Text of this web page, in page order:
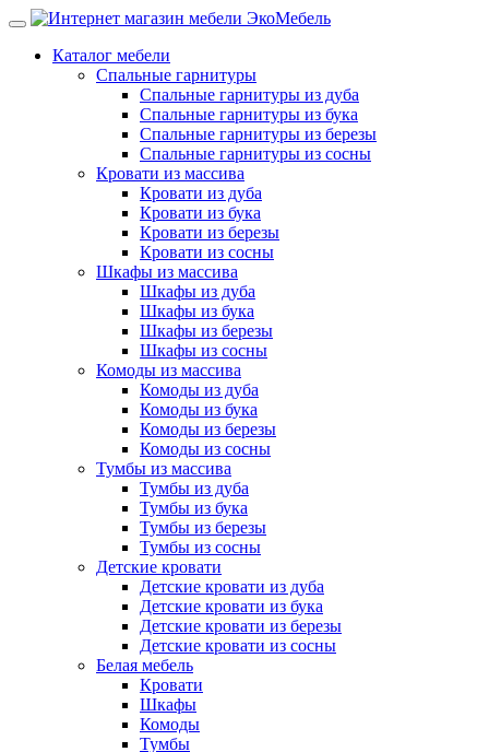
Каталог мебели
Спальные гарнитуры
Спальные гарнитуры из дуба
Спальные гарнитуры из бука
Спальные гарнитуры из березы
Спальные гарнитуры из сосны
Кровати из массива
Кровати из дуба
Кровати из бука
Кровати из березы
Кровати из сосны
Шкафы из массива
Шкафы из дуба
Шкафы из бука
Шкафы из березы
Шкафы из сосны
Комоды из массива
Комоды из дуба
Комоды из бука
Комоды из березы
Комоды из сосны
Тумбы из массива
Тумбы из дуба
Тумбы из бука
Тумбы из березы
Тумбы из сосны
Детские кровати
Детские кровати из дуба
Детские кровати из бука
Детские кровати из березы
Детские кровати из сосны
Белая мебель
Кровати
Шкафы
Комоды
Тумбы